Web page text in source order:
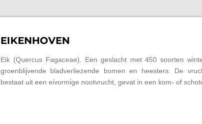
EIKENHOVEN
Eik (Quercus Fagaceae). Een geslacht met 450 soorten
groenblijvende bladverliezende bomen en heesters. De
bestaat uit een eivormige nootvrucht, gevat in een kom- of